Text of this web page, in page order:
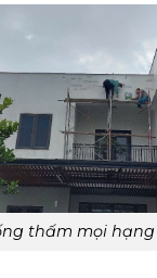
thấm mọi hạng